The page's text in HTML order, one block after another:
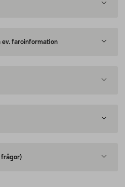
ev. faroinformation
frågor)